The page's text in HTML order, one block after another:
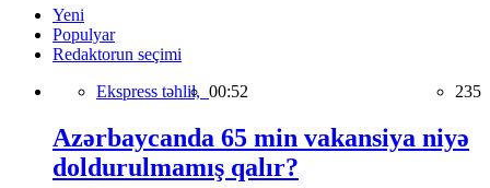
Yeni
Populyar
Redaktorun seçimi
Ekspress təhlil, 00:52 235
Azərbaycanda 65 min vakansiya niyə
doldurulmamış qalır?